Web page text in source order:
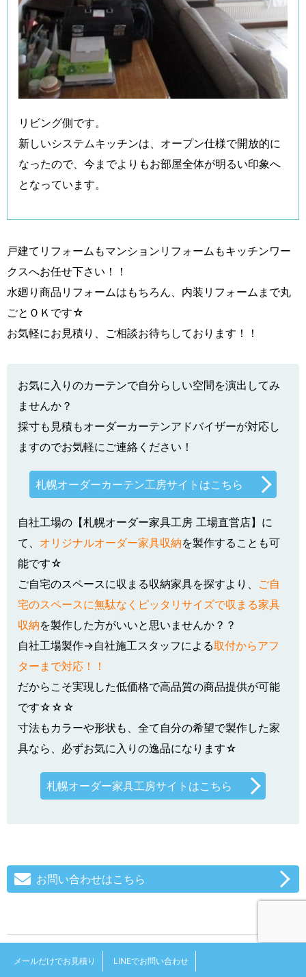
リビング側です。
新しいシステムキッチンは、オープン仕様で開放的に
なったので、今までよりもお部屋全体が明るい印象へ
となっています。
戸建てリフォームもマンションリフォームもキッチンワー
クスへお任せ下さい！！
水廻り商品リフォームはもちろん、内装リフォームまで丸
ごとＯＫです☆
お気軽にお見積り、ご相談お待ちしております！！
お気に入りのカーテンで自分らしい空間を演出してみ
ませんか？
採寸も見積もオーダーカーテンアドバイザーが対応し
ますのでお気軽にご連絡ください！
札幌オーダーカーテン工房サイトはこちら
自社工場の【札幌オーダー家具工房 工場直営店】に
て、 オリジナルオーダー家具収納を製作することも可
能です☆
ご自宅のスペースに収まる収納家具を探すより、 ご自
宅のスペースに無駄なくピッタリサイズで収まる家具
収納を製作した方がいいと思いませんか？？
自社工場製作→自社施工スタッフによる取付からアフ
ターまで対応！！
だからこそ実現した低価格で高品質の商品提供が可能
です☆☆☆
寸法もカラーや形状も、全て自分の希望で製作した家
具なら、必ずお気に入りの逸品になります☆
札幌オーダー家具工房サイトはこちら
お問い合わせはこちら
＜ 前の記事
メールだけでお見積り LINEでお問い合わせ